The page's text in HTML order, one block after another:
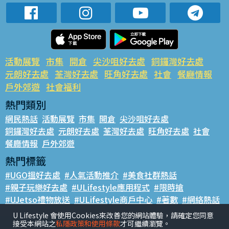
活動展覽 市集 開倉 尖沙咀好去處 銅鑼灣好去處
元朗好去處 荃灣好去處 旺角好去處 社會 餐廳情報
戶外郊遊 社會福利
熱門類別
網民熱話 活動展覽 市集 開倉 尖沙咀好去處
銅鑼灣好去處 元朗好去處 荃灣好去處 旺角好去處 社會
餐廳情報 戶外郊遊
熱門標籤
#UGO搵好去處 #人氣活動推介 #美食社群熱話
#親子玩樂好去處 #ULifestyle應用程式 #限時搶
#UJetso禮物放送 #ULifestyle商戶中心 #著數 #網絡熱話
香港經濟日報版權所有©2026
U Lifestyle 會使用Cookies來改善您的網站體驗，請確定您同意
接受本網站之私隱政策和使用條款才可繼續瀏覽。